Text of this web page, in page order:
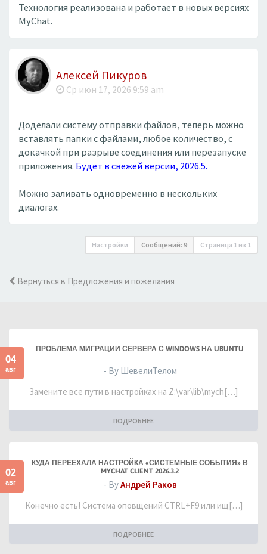
Технология реализована и работает в новых версиях
MyChat.
Алексей Пикуров
Ср июн 17, 2026 9:59 am
Доделали систему отправки файлов, теперь можно
вставлять папки с файлами, любое количество, с
докачкой при разрыве соединения или перезапуске
приложения. Будет в свежей версии, 2026.5.
Можно заливать одновременно в нескольких
диалогах.
Настройки Сообщений: 9 Страница 1 из 1
Вернуться в Предложения и пожелания
04
авг
ПРОБЛЕМА МИГРАЦИИ СЕРВЕРА С WINDOWS НА UBUNTU
- By ШевелиТелом
Замените все пути в настройках на Z:\var\lib\mych[…]
ПОДРОБНЕЕ
02
авг
КУДА ПЕРЕЕХАЛА НАСТРОЙКА «СИСТЕМНЫЕ СОБЫТИЯ» В
MYCHAT CLIENT 2026.3.2
- ByАндрей Раков
Конечно есть! Система оповщений CTRL+F9 или ищ[…]
ПОДРОБНЕЕ